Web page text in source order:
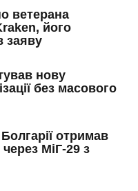
ветерана
його
заяву
нову
без масового
отримав
МіГ-29 з